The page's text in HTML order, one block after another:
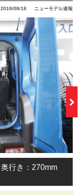
ギャラリー
？ラゲッジスペース
新型と先代を比
2018/08/18 ニューモデル速報